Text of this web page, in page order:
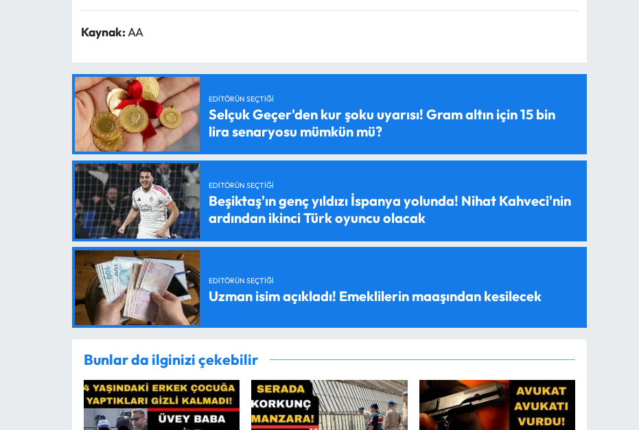
Kaynak:AA
EDITÖRÜN SEÇTIĞI
Selçuk Geçer'den kur şoku uyarısı! Gram altın için 15 bin
lira senaryosu mümkün mü?
EDITÖRÜN SEÇTIĞI
Beşiktaş'ın genç yıldızı İspanya yolunda! Nihat Kahveci'nin
ardından ikinci Türk oyuncu olacak
EDITÖRÜN SEÇTIĞI
Uzman isim açıkladı! Emeklilerin maaşından kesilecek
Bunlar da ilginizi çekebilir